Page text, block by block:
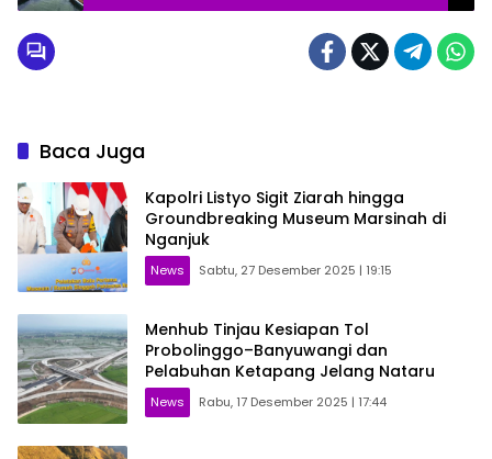
Baca Juga
Kapolri Listyo Sigit Ziarah hingga
Groundbreaking Museum Marsinah di
Nganjuk
News Sabtu, 27 Desember 2025 | 19:15
Menhub Tinjau Kesiapan Tol
Probolinggo–Banyuwangi dan
Pelabuhan Ketapang Jelang Nataru
News Rabu, 17 Desember 2025 | 17:44